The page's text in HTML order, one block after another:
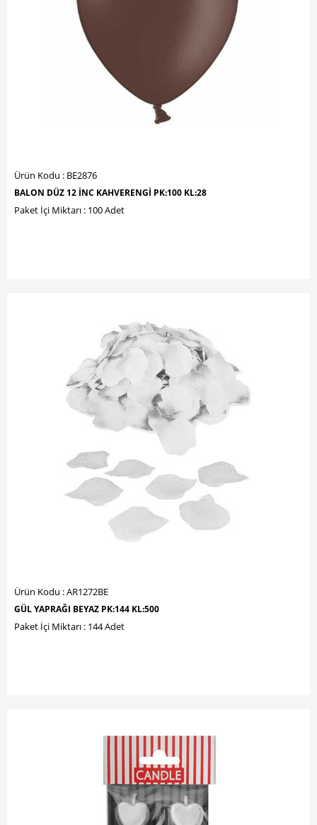
Ürün Kodu : BE2876
BALON DÜZ 12 İNC KAHVERENGİ PK:100 KL:28
Paket İçi Miktarı : 100 Adet
Ürün Kodu : AR1272BE
GÜL YAPRAĞI BEYAZ PK:144 KL:500
Paket İçi Miktarı : 144 Adet